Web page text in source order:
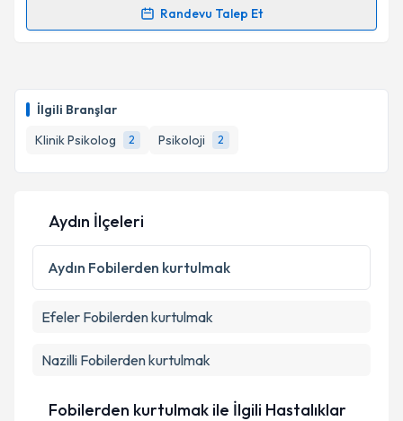
İlgili Branşlar
Klinik Psikolog
2 Psikoloji 2
Randevu Talep Et
Randevu Takvimi Talebi
almanız için bir takvim hazırlandığında e-posta ile
bilgilendireceğiz.
E-posta Adresiniz
Kişisel verilerimin işlenmesine ilişkin
Metni'ni okudum ve kişisel verilerimin belirtilen
Takvim Talebini Gönder
Aydın İlçeleri
Aydın Fobilerden kurtulmak
Efeler Fobilerden kurtulmak
Nazilli Fobilerden kurtulmak
Fobilerden kurtulmak ile İlgili Hastalıklar